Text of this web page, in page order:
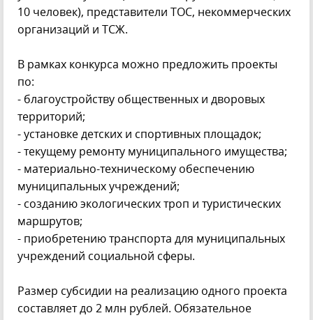
10 человек), представители ТОС, некоммерческих
организаций и ТСЖ.
В рамках конкурса можно предложить проекты
по:
- благоустройству общественных и дворовых
территорий;
- установке детских и спортивных площадок;
- текущему ремонту муниципального имущества;
- материально-техническому обеспечению
муниципальных учреждений;
- созданию экологических троп и туристических
маршрутов;
- приобретению транспорта для муниципальных
учреждений социальной сферы.
Размер субсидии на реализацию одного проекта
составляет до 2 млн рублей. Обязательное